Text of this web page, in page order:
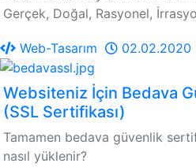
Gerçek, Doğal, Rasyonel,
Web-Tasarım 02.02.2020
Websiteniz İçin Bedava
(SSL Sertifikası)
Tamamen bedava güvenlik
nasıl yüklenir?